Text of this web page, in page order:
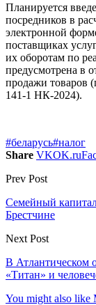
Планируется
посредников в
электронной
поставщиках
их оборотам по
предусмотрена в
продажи товаров
141-1 НК-2024).
#беларусь#налог
Share VKOK.ru
Prev Post
Семейный капитал
Брестчине
Next Post
В Атлантическом
«Титан» и
You might also like